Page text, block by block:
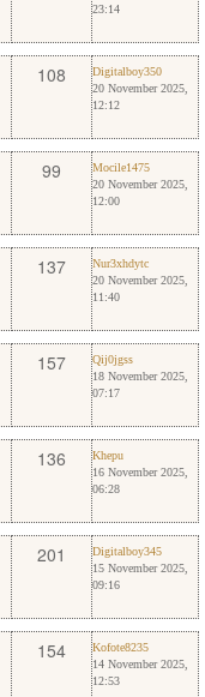
23:14
Digitalboy350
108
Digitalboy350
20 November 2025,
12:12
Mocile1475
99
Mocile1475
20 November 2025,
12:00
Nur3xhdytc
137
Nur3xhdytc
20 November 2025,
11:40
Qij0jgss
157
Qij0jgss
18 November 2025,
07:17
Khepu136
Khepu
16 November 2025,
06:28
Digitalboy345
201
Digitalboy345
15 November 2025,
09:16
Kofote8235
154
Kofote8235
14 November 2025,
12:53